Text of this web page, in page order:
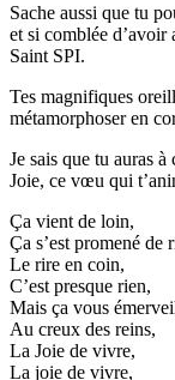
Sache aussi que tu
et si comblée d’avoir
Saint SPI.
Tes magnifiques
métamorphoser en
Je sais que tu auras
Joie, ce vœu qui
Ça vient de loin,
Ça s’est promené de
Le rire en coin,
C’est presque rien,
Mais ça vous
Au creux des reins,
La Joie de vivre,
La joie de vivre,